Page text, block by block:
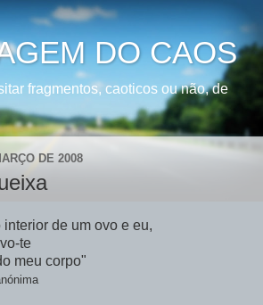
DO CAOS
fragmentos, caoticos ou não, de
DE 2008
de um ovo e eu,
te
meu corpo"